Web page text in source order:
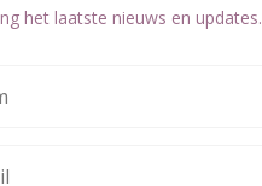
het laatste nieuws en updates.